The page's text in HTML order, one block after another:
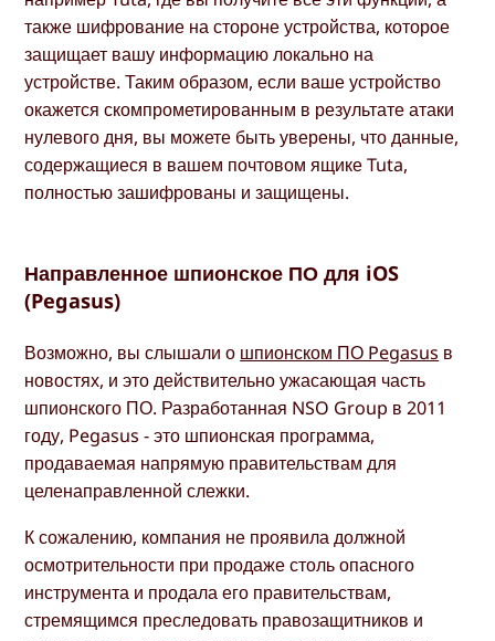
также шифрование на стороне устройства, которое
защищает вашу информацию локально на
устройстве. Таким образом, если ваше устройство
окажется скомпрометированным в результате атаки
нулевого дня, вы можете быть уверены, что данные,
содержащиеся в вашем почтовом ящике Tuta,
полностью зашифрованы и защищены.
Направленное шпионское ПО для iOS
(Pegasus)
Возможно, вы слышали о шпионском ПО Pegasus в
новостях, и это действительно ужасающая часть
шпионского ПО. Разработанная NSO Group в 2011
году, Pegasus - это шпионская программа,
продаваемая напрямую правительствам для
целенаправленной слежки.
К сожалению, компания не проявила должной
осмотрительности при продаже столь опасного
инструмента и продала его правительствам,
стремящимся преследовать правозащитников и